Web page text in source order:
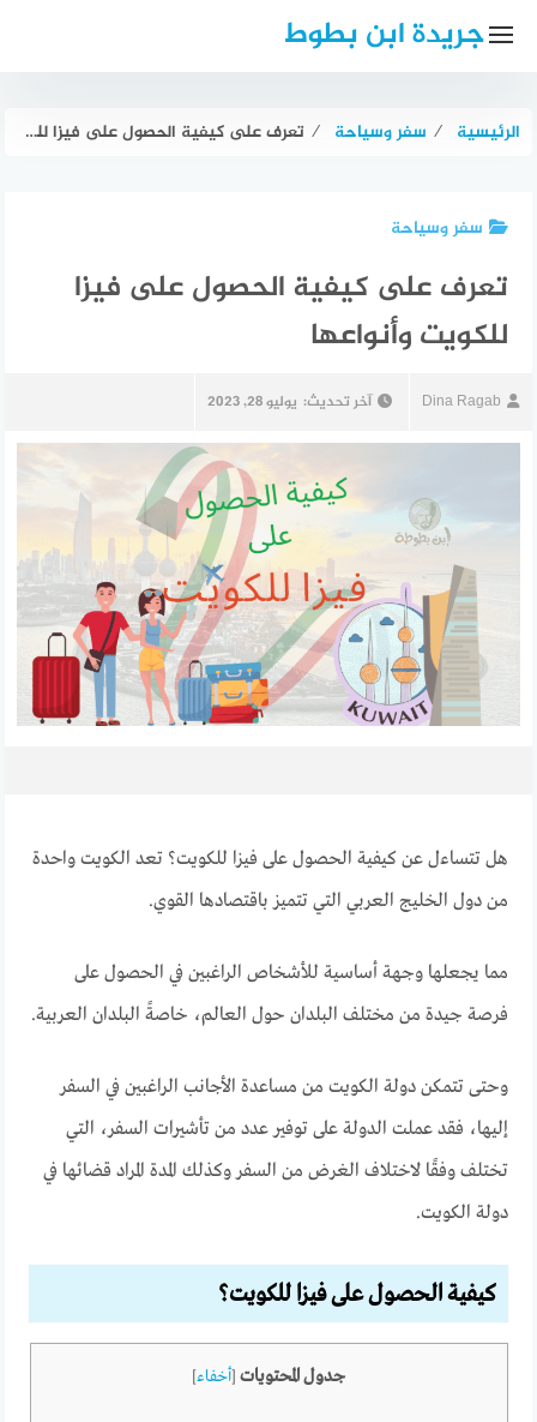
جريدة ابن بطوط
الرئيسية ⁄ سفر وسياحة ⁄ تعرف على كيفية الحصول على فيزا للكويت وأنواعها
سفر وسياحة
تعرف على كيفية الحصول على فيزا
للكويت وأنواعها
Dina Ragab آخر تحديث: يوليو 28, 2023
هل تتساءل عن كيفية الحصول على فيزا للكويت؟ تعد الكويت واحدة
من دول الخليج العربي التي تتميز باقتصادها القوي.
مما يجعلها وجهة أساسية للأشخاص الراغبين في الحصول على
فرصة جيدة من مختلف البلدان حول العالم، خاصةً البلدان العربية.
وحتى تتمكن دولة الكويت من مساعدة الأجانب الراغبين في السفر
إليها، فقد عملت الدولة على توفير عدد من تأشيرات السفر، التي
تختلف وفقًا لاختلاف الغرض من السفر وكذلك المدة المراد قضائها في
دولة الكويت.
كيفية الحصول على فيزا للكويت؟
جدول المحتويات [أخفاء]